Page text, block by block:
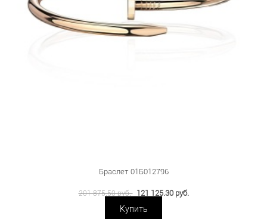
Браслет 01Б012796
201 875.50 руб. 121 125.30 руб.
Купить